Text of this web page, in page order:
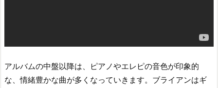
アルバムの中盤以降は、ピアノやエレピの音色が印象的
な、情緒豊かな曲が多くなっていきます。ブライアンはギ